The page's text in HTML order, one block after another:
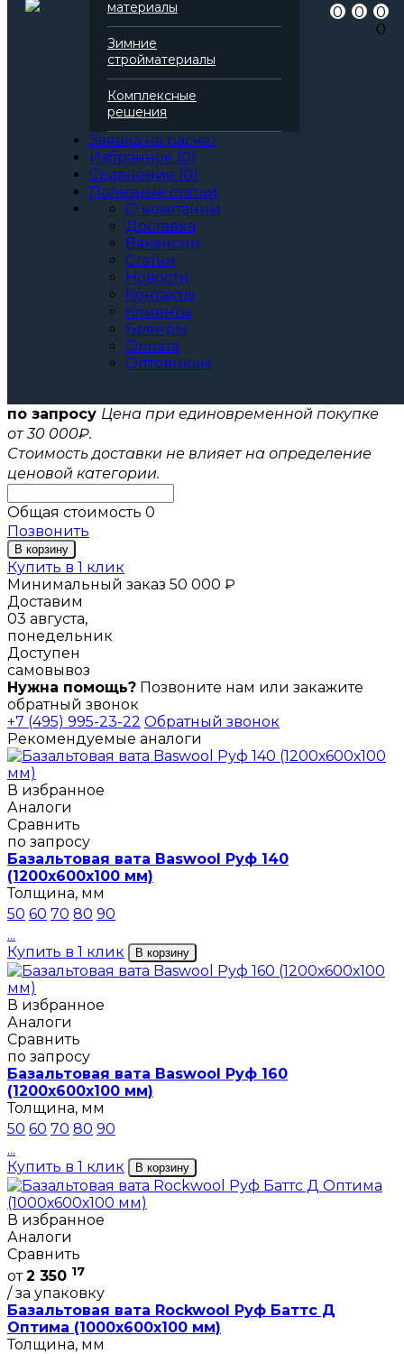
материалы
Зимние
стройматериалы
Комплексные
решения
Заявка на расчет
Избранное (0)
Сравнение (0)
Полезные статьи
О компании
Доставка
Вакансии
Статьи
Новости
Контакты
Клиенты
Бренды
Оплата
Оптовикам
0 0
0
0
для пожароизоляции
Теплопроводность 0,040 Вт/(м*К)
Паропроницаемость 0,3 мг/(м*К*Па)
Все характеристики
по запросу Цена при единовременной покупке
от 30 000₽.
Стоимость доставки не влияет на определение
ценовой категории.
Общая стоимость 0
Позвонить
В корзину
Купить в 1 клик
Минимальный заказ 50 000 ₽
Доставим
03 августа,
понедельник
Доступен
самовывоз
Нужна помощь? Позвоните нам или закажите
обратный звонок
+7 (495) 995-23-22 Обратный звонок
Рекомендуемые аналоги
В избранное
Аналоги
Сравнить
по запросу
Базальтовая вата Baswool Руф 140
(1200х600х100 мм)
Толщина, мм
50 60 70 80 90
...
Купить в 1 клик
В корзину
В избранное
Аналоги
Сравнить
по запросу
Базальтовая вата Baswool Руф 160
(1200х600х100 мм)
Толщина, мм
50 60 70 80 90
...
Купить в 1 клик
В корзину
В избранное
Аналоги
Сравнить
от2 350 17
/ за упаковку
Базальтовая вата Rockwool Руф Баттс Д
Оптима (1000х600х100 мм)
Толщина, мм